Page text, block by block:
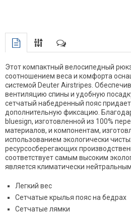
Этот компактный велосипедный
соотношением веса и комфорта
системой Deuter Airstripes.
вентиляцию спины и удобную
сетчатый набедренный пояс
дополнительную фиксацию.
bluesign, изготовленной из 100%
материалов, и компонентам,
использованием экологически
ресурсосберегающих
соответствует самым высоким
является климатически
Легкий вес
Сетчатые крылья пояс на бедрах
Сетчатые лямки